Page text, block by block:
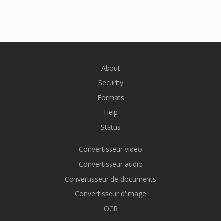
About
Security
Formats
Help
Status
Convertisseur vidéo
Convertisseur audio
Convertisseur de documents
Convertisseur d'image
OCR